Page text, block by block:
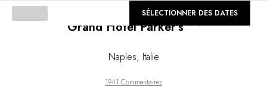
GALERIE
Grand Hotel Parker's
Naples, Italie
1941 Commentaires
SÉLECTIONNER DES DATES